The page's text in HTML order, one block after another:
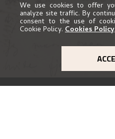
We use cookies to offer
analyze site traffic. By
consent to the use of
Cookie Policy. Cookies Policy